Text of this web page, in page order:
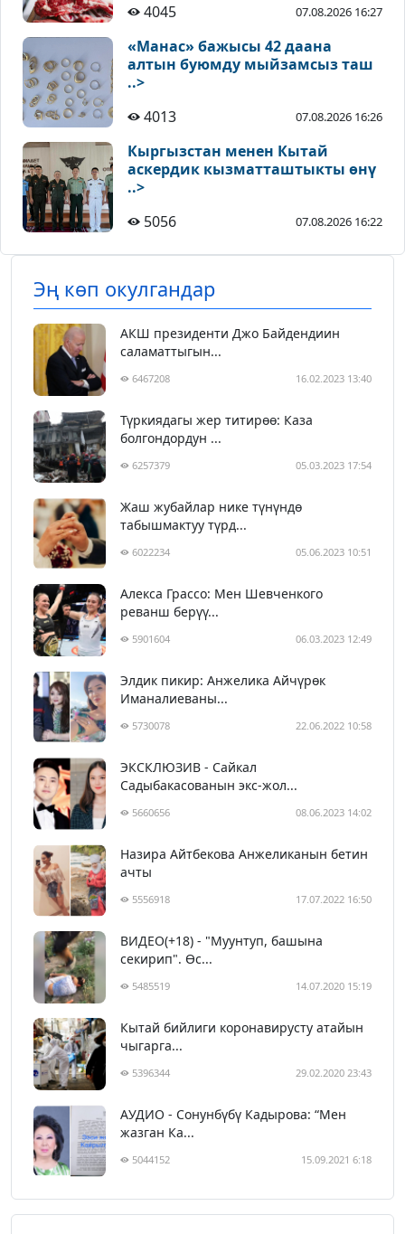
4045 07.08.2026 16:27
«Манас» бажысы 42 даана
алтын буюмду мыйзамсыз таш
..>
4013
07.08.2026 16:26
Кыргызстан менен Кытай
аскердик кызматташтыкты өнү
..>
5056
07.08.2026 16:22
Эң көп окулгандар
АКШ президенти Джо Байдендиин
саламаттыгын...
6467208 16.02.2023 13:40
Түркиядагы жер титирөө: Каза
болгондордун ...
6257379 05.03.2023 17:54
Жаш жубайлар нике түнүндө
табышмактуу түрд...
6022234 05.06.2023 10:51
Алекса Грассо: Мен Шевченкого
реванш берүү...
5901604 06.03.2023 12:49
Элдик пикир: Анжелика Айчүрөк
Иманалиеваны...
5730078 22.06.2022 10:58
ЭКСКЛЮЗИВ - Сайкал
Садыбакасованын экс-жол...
5660656 08.06.2023 14:02
Назира Айтбекова Анжеликанын бетин
ачты
5556918 17.07.2022 16:50
ВИДЕО(+18) - "Муунтуп, башына
секирип". Өс...
5485519 14.07.2020 15:19
Кытай бийлиги коронавирусту атайын
чыгарга...
5396344 29.02.2020 23:43
АУДИО - Сонунбүбү Кадырова: “Мен
жазган Ка...
5044152 15.09.2021 6:18